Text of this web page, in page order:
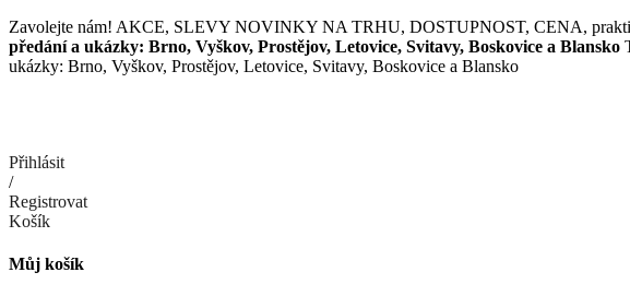
Přejít
k
obsahu
Zavolejte nám! AKCE, SLEVY NOVINKY NA TRHU, DOSTUPNOST, CENA,
předání a ukázky: Brno, Vyškov, Prostějov, Letovice, Svitavy, Boskovice a Blansko
ukázky: Brno, Vyškov, Prostějov, Letovice, Svitavy, Boskovice a Blansko
Přihlásit
/
Registrovat
Košík
Můj košík